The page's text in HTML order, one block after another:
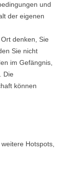
und
der eigenen
denken, Sie
Sie nicht
im Gefängnis,
Die
können
Hotspots,